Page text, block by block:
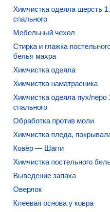
Химчистка одеяла шерсть
спального
Мебельный чехол
Стирка и глажка
белья махра
Химчистка одеяла
Химчистка наматрасника
Химчистка одеяла пух/перо
спального
Обработка против моли
Химчистка пледа,
Ковёр — Шагги
Химчистка постельного
Выведение запаха
Оверлок
Клеевая основа у ковра